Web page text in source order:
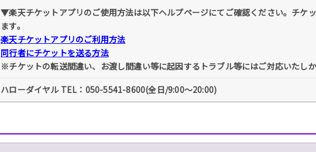
▼楽天チケットアプリのご使用方法は以下ヘルプページにてご確認ください。チケ
ます。
楽天チケットアプリのご利用方法
同行者にチケットを送る方法
※チケットの転送間違い、お渡し間違い等に起因するトラブル等にはご対応いたし
ハローダイヤル TEL：050-5541-8600(全日/9:00～20:00)